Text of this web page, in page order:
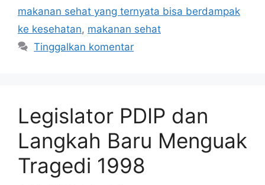
makanan sehat yang ternyata bisa berdampak
ke kesehatan, makanan sehat
Tinggalkan komentar
Legislator PDIP dan
Langkah Baru Menguak
Tragedi 1998